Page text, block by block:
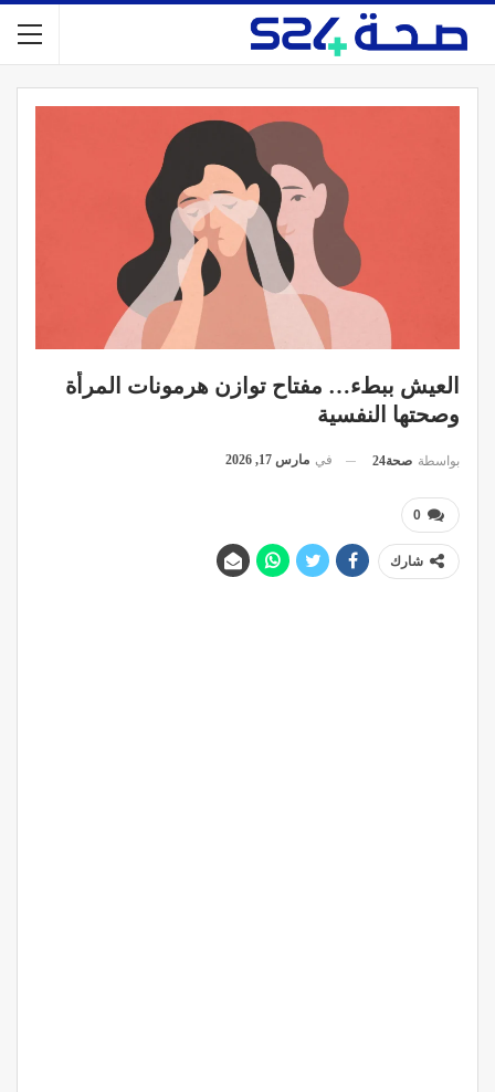
العيش ببطء… مفتاح توازن هرمونات المرأة
وصحتها النفسية
بواسطة صحة24 في مارس 17, 2026
0
شارك